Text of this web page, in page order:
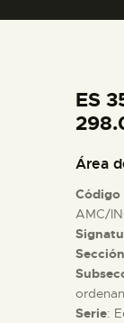
ES
Área
Código
AMC/
Sección
Serie: